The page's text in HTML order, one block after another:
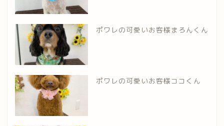
ポワレの可愛いお客様まろんくん
ポワレの可愛いお客様ココくん